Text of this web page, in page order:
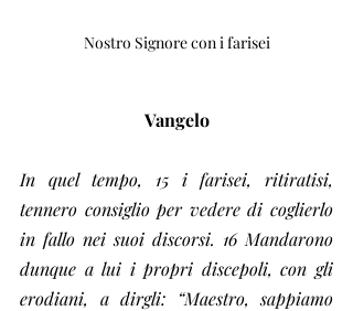
Nostro Signore con i farisei
Vangelo
In quel tempo, 15 i farisei, ritiratisi,
tennero consiglio per vedere di coglierlo
in fallo nei suoi discorsi. 16 Mandarono
dunque a lui i propri discepoli, con gli
erodiani, a dirgli: “Maestro, sappiamo